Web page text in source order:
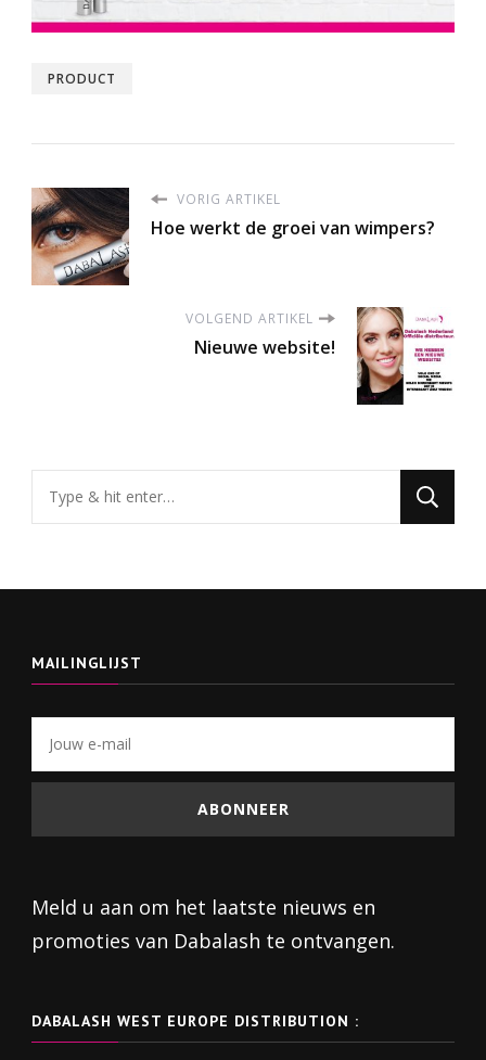
PRODUCT
VORIG ARTIKEL
Hoe werkt de groei van wimpers?
VOLGEND ARTIKEL
Nieuwe website!
zoek
iets?
MAILINGLIJST
Meld u aan om het laatste nieuws en
promoties van Dabalash te ontvangen.
DABALASH WEST EUROPE DISTRIBUTION :